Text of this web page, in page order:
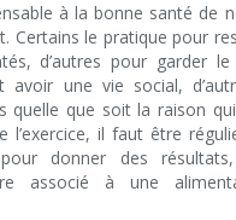
à la bonne santé de
Certains le pratique pour
d’autres pour garder le
une vie social,
quelle que soit la raison
l’exercice, il faut être
donner des
associé à une